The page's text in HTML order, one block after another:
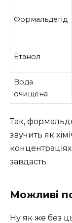
Формальдегід
Етанол
Вода
очищена
Так,
звучить як
завдасть.
Можливі
Ну як же без